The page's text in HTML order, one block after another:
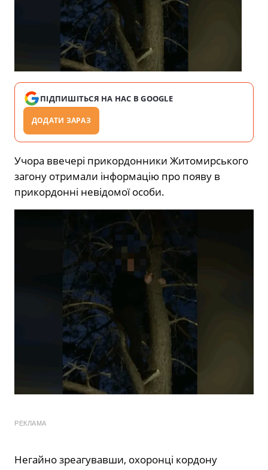
ПІДПИШІТЬСЯ НА НАС В GOOGLE
ДОДАТИ ЗАРАЗ
Учора ввечері прикордонники Житомирського
загону отримали інформацію про появу в
прикордонні невідомої особи.
РЕКЛАМА
Негайно зреагувавши, охоронці кордону